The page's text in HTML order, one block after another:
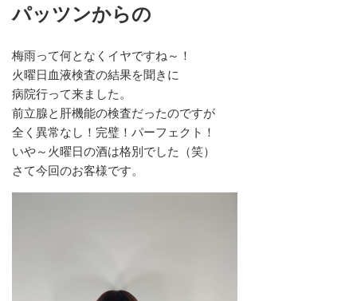
日:
パッツンからの
梅雨って何となくイヤですね～！
火曜日血液検査の結果を聞きに
病院行って来ました。
前立腺と肝機能の検査だったのですが
全く異常なし！完璧！パーフェクト！
いや～火曜日の酒は格別でした（笑）
さて今回のお客様です。